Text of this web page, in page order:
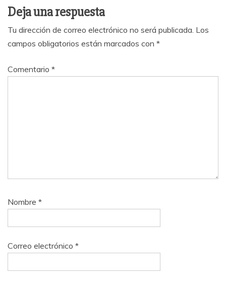
Deja una respuesta
Tu dirección de correo electrónico no será publicada. Los
campos obligatorios están marcados con *
Comentario *
Nombre *
Correo electrónico *